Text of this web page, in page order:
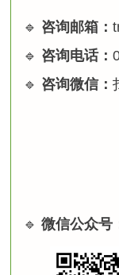
🔹 咨询邮箱：
🔹 咨询电话：
🔹 咨询微信：
🔹微信公众号